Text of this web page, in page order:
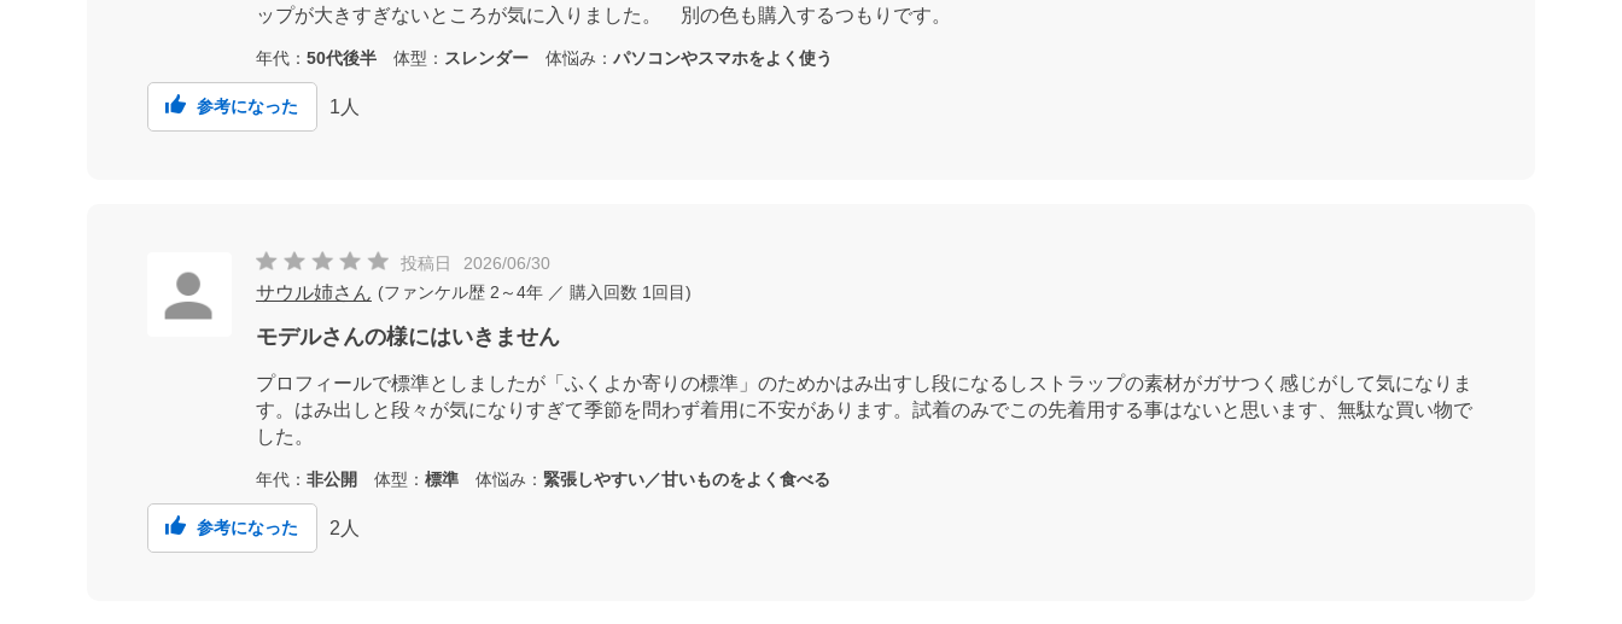
ップが大きすぎないところが気に入りました。 別の色も購入するつもりです。
年代： 50代後半 体型： スレンダー 体悩み： パソコンやスマホをよく使う
参考になった 1 人
投稿日 2026/06/30
サウル姉さん (ファンケル歴 2～4年 ／ 購入回数 1回目)
モデルさんの様にはいきません
プロフィールで標準としましたが「ふくよか寄りの標準」のためかはみ出すし段になるしストラップの素材がガサつく感じがして気になりま
す。はみ出しと段々が気になりすぎて季節を問わず着用に不安があります。試着のみでこの先着用する事はないと思います、無駄な買い物で
した。
年代： 非公開 体型： 標準 体悩み： 緊張しやすい／甘いものをよく食べる
参考になった 2 人